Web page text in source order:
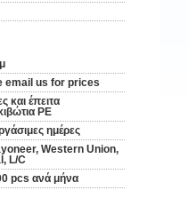
email us for prices
και έπειτα
PE
ημέρες
Western Union,
L/C
pcs ανά μήνα